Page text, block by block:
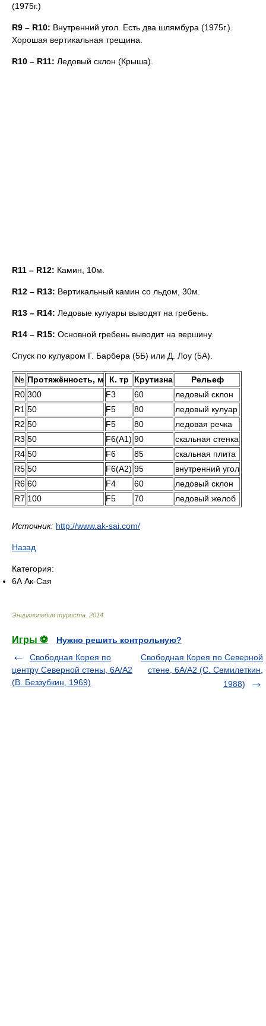
(1975г.)
R9 – R10: Внутренний угол. Есть два шлямбура (1975г.).
Хорошая вертикальная трещина.
R10 – R11: Ледовый склон (Крыша).
R11 – R12: Камин, 10м.
R12 – R13: Вертикальный камин со льдом, 30м.
R13 – R14: Ледовые кулуары выводят на гребень.
R14 – R15: Основной гребень выводит на вершину.
Спуск по кулуаром Г. Барбера (5Б) или Д. Лоу (5А).
№ Протяжённость, м К. тр Крутизна
Рельеф
R0 300 F3 60
ледовый склон
R1 50 F5 80
ледовый кулуар
R2 50 F5 80
ледовая речка
R3 50 F6(А1) 90
скальная стенка
R4 50 F6 85
скальная плита
R5 50 F6(А2) 95
внутренний угол
R6 60 F4 60
ледовый склон
R7 100 F5 70 ледовый желоб
Источник: http://www.ak-sai.com/
Назад
Категория:
6А Ак-Сая
Энциклопедия туриста 2014
Игры ⚽
Нужно решить контрольную?
Свободная Корея по
центру Северной стены, 6А/А2
(В. Беззубкин, 1969)
Свободная Корея по Северной
стене, 6А/А2 (С. Семилеткин,
1988)